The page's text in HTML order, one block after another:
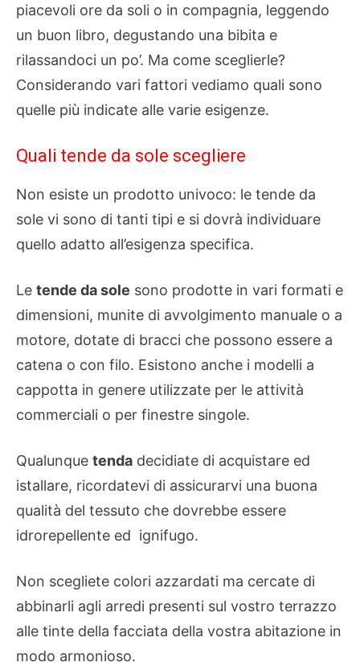
piacevoli ore da soli o in compagnia, leggendo
un buon libro, degustando una bibita e
rilassandoci un po’. Ma come sceglierle?
Considerando vari fattori vediamo quali sono
quelle più indicate alle varie esigenze.
Quali tende da sole scegliere
Non esiste un prodotto univoco: le tende da
sole vi sono di tanti tipi e si dovrà individuare
quello adatto all’esigenza specifica.
Le tende da sole sono prodotte in vari formati e
dimensioni, munite di avvolgimento manuale o a
motore, dotate di bracci che possono essere a
catena o con filo. Esistono anche i modelli a
cappotta in genere utilizzate per le attività
commerciali o per finestre singole.
Qualunque tenda decidiate di acquistare ed
istallare, ricordatevi di assicurarvi una buona
qualità del tessuto che dovrebbe essere
idrorepellente ed ignifugo.
Non scegliete colori azzardati ma cercate di
abbinarli agli arredi presenti sul vostro terrazzo
alle tinte della facciata della vostra abitazione in
modo armonioso.